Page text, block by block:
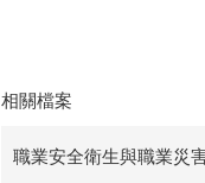
相關檔案
職業安全衛生與職業災